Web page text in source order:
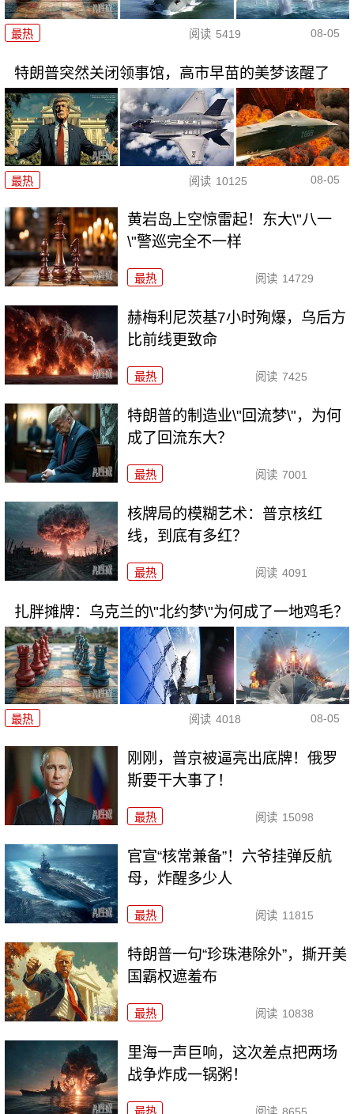
最热 阅读 5419 08-05
特朗普突然关闭领事馆，高市早苗的美梦该醒了
最热 阅读 10125 08-05
黄岩岛上空惊雷起！东大\"八一
\"警巡完全不一样
最热 阅读 14729
赫梅利尼茨基7小时殉爆，乌后方
比前线更致命
最热 阅读 7425
特朗普的制造业\"回流梦\"，为何
成了回流东大？
最热 阅读 7001
核牌局的模糊艺术：普京核红
线，到底有多红？
最热 阅读 4091
扎胖摊牌：乌克兰的\"北约梦\"为何成了一地鸡毛？
最热 阅读 4018 08-05
刚刚，普京被逼亮出底牌！俄罗
斯要干大事了！
最热 阅读 15098
官宣“核常兼备”！六爷挂弹反航
母，炸醒多少人
最热 阅读 11815
特朗普一句“珍珠港除外”，撕开美
国霸权遮羞布
最热 阅读 10838
里海一声巨响，这次差点把两场
战争炸成一锅粥！